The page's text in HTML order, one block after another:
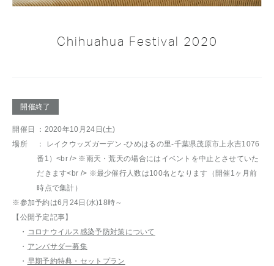
Chihuahua Festival 2020
開催終了
開催日
：2020年10月24日(土)
場所
： レイクウッズガーデン -ひめはるの里-千葉県茂原市上永吉1076
番1）<br /> ※雨天・荒天の場合にはイベントを中止とさせていた
だきます<br /> ※最少催行人数は100名となります（開催1ヶ月前
時点で集計）
※参加予約は6月24日(水)18時～
【公開予定記事】
・ コロナウイルス感染予防対策について
・ アンバサダー募集
・ 早期予約特典・セットプラン